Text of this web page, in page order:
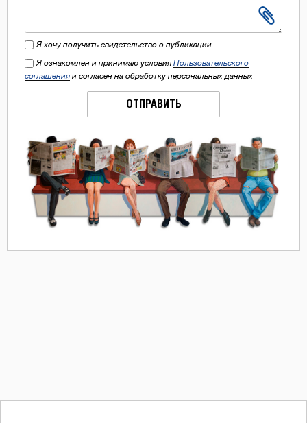
Я хочу получить свидетельство о публикации
Я ознакомлен и принимаю условия Пользовательского
соглашения и согласен на обработку персональных данных
ОТПРАВИТЬ